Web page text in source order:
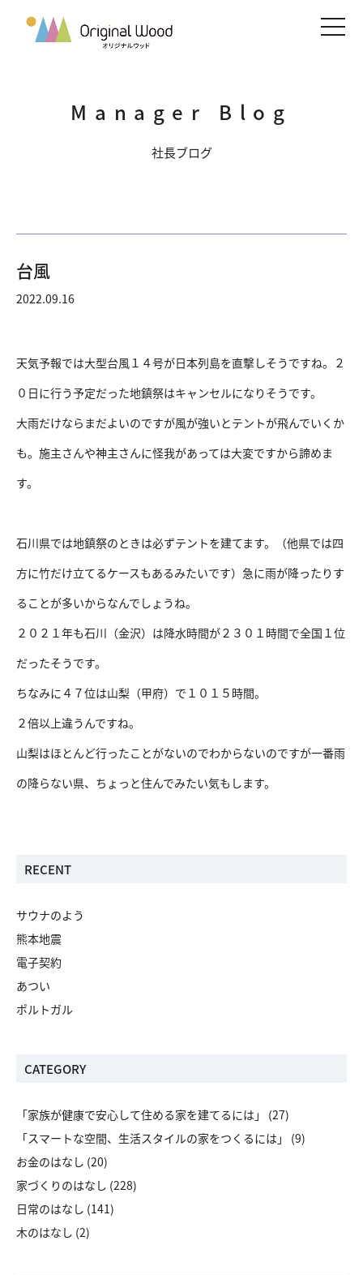
メニ
Manager Blog
社長ブログ
台風
2022.09.16
天気予報では大型台風１４号が日本列島を直撃しそうですね。２
０日に行う予定だった地鎮祭はキャンセルになりそうです。
大雨だけならまだよいのですが風が強いとテントが飛んでいくか
も。施主さんや神主さんに怪我があっては大変ですから諦めま
す。
石川県では地鎮祭のときは必ずテントを建てます。（他県では四
方に竹だけ立てるケースもあるみたいです）急に雨が降ったりす
ることが多いからなんでしょうね。
２０２１年も石川（金沢）は降水時間が２３０１時間で全国１位
だったそうです。
ちなみに４７位は山梨（甲府）で１０１５時間。
２倍以上違うんですね。
山梨はほとんど行ったことがないのでわからないのですが一番雨
の降らない県、ちょっと住んでみたい気もします。
RECENT
サウナのよう
熊本地震
電子契約
あつい
ポルトガル
CATEGORY
「家族が健康で安心して住める家を建てるには」
(27)
「スマートな空間、生活スタイルの家をつくるには」
(9)
お金のはなし (20)
家づくりのはなし (228)
日常のはなし (141)
木のはなし (2)